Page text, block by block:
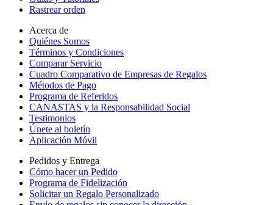
Rastrear orden
Acerca de
Quiénes Somos
Términos y Condiciones
Comparar Servicio
Cuadro Comparativo de Empresas de Regalos
Métodos de Pago
Programa de Referidos
CANASTAS y la Responsabilidad Social
Testimonios
Únete al boletín
Aplicación Móvil
Pedidos y Entrega
Cómo hacer un Pedido
Programa de Fidelización
Solicitar un Regalo Personalizado